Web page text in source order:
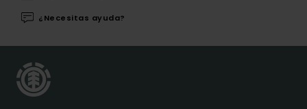
¿Necesitas ayuda?